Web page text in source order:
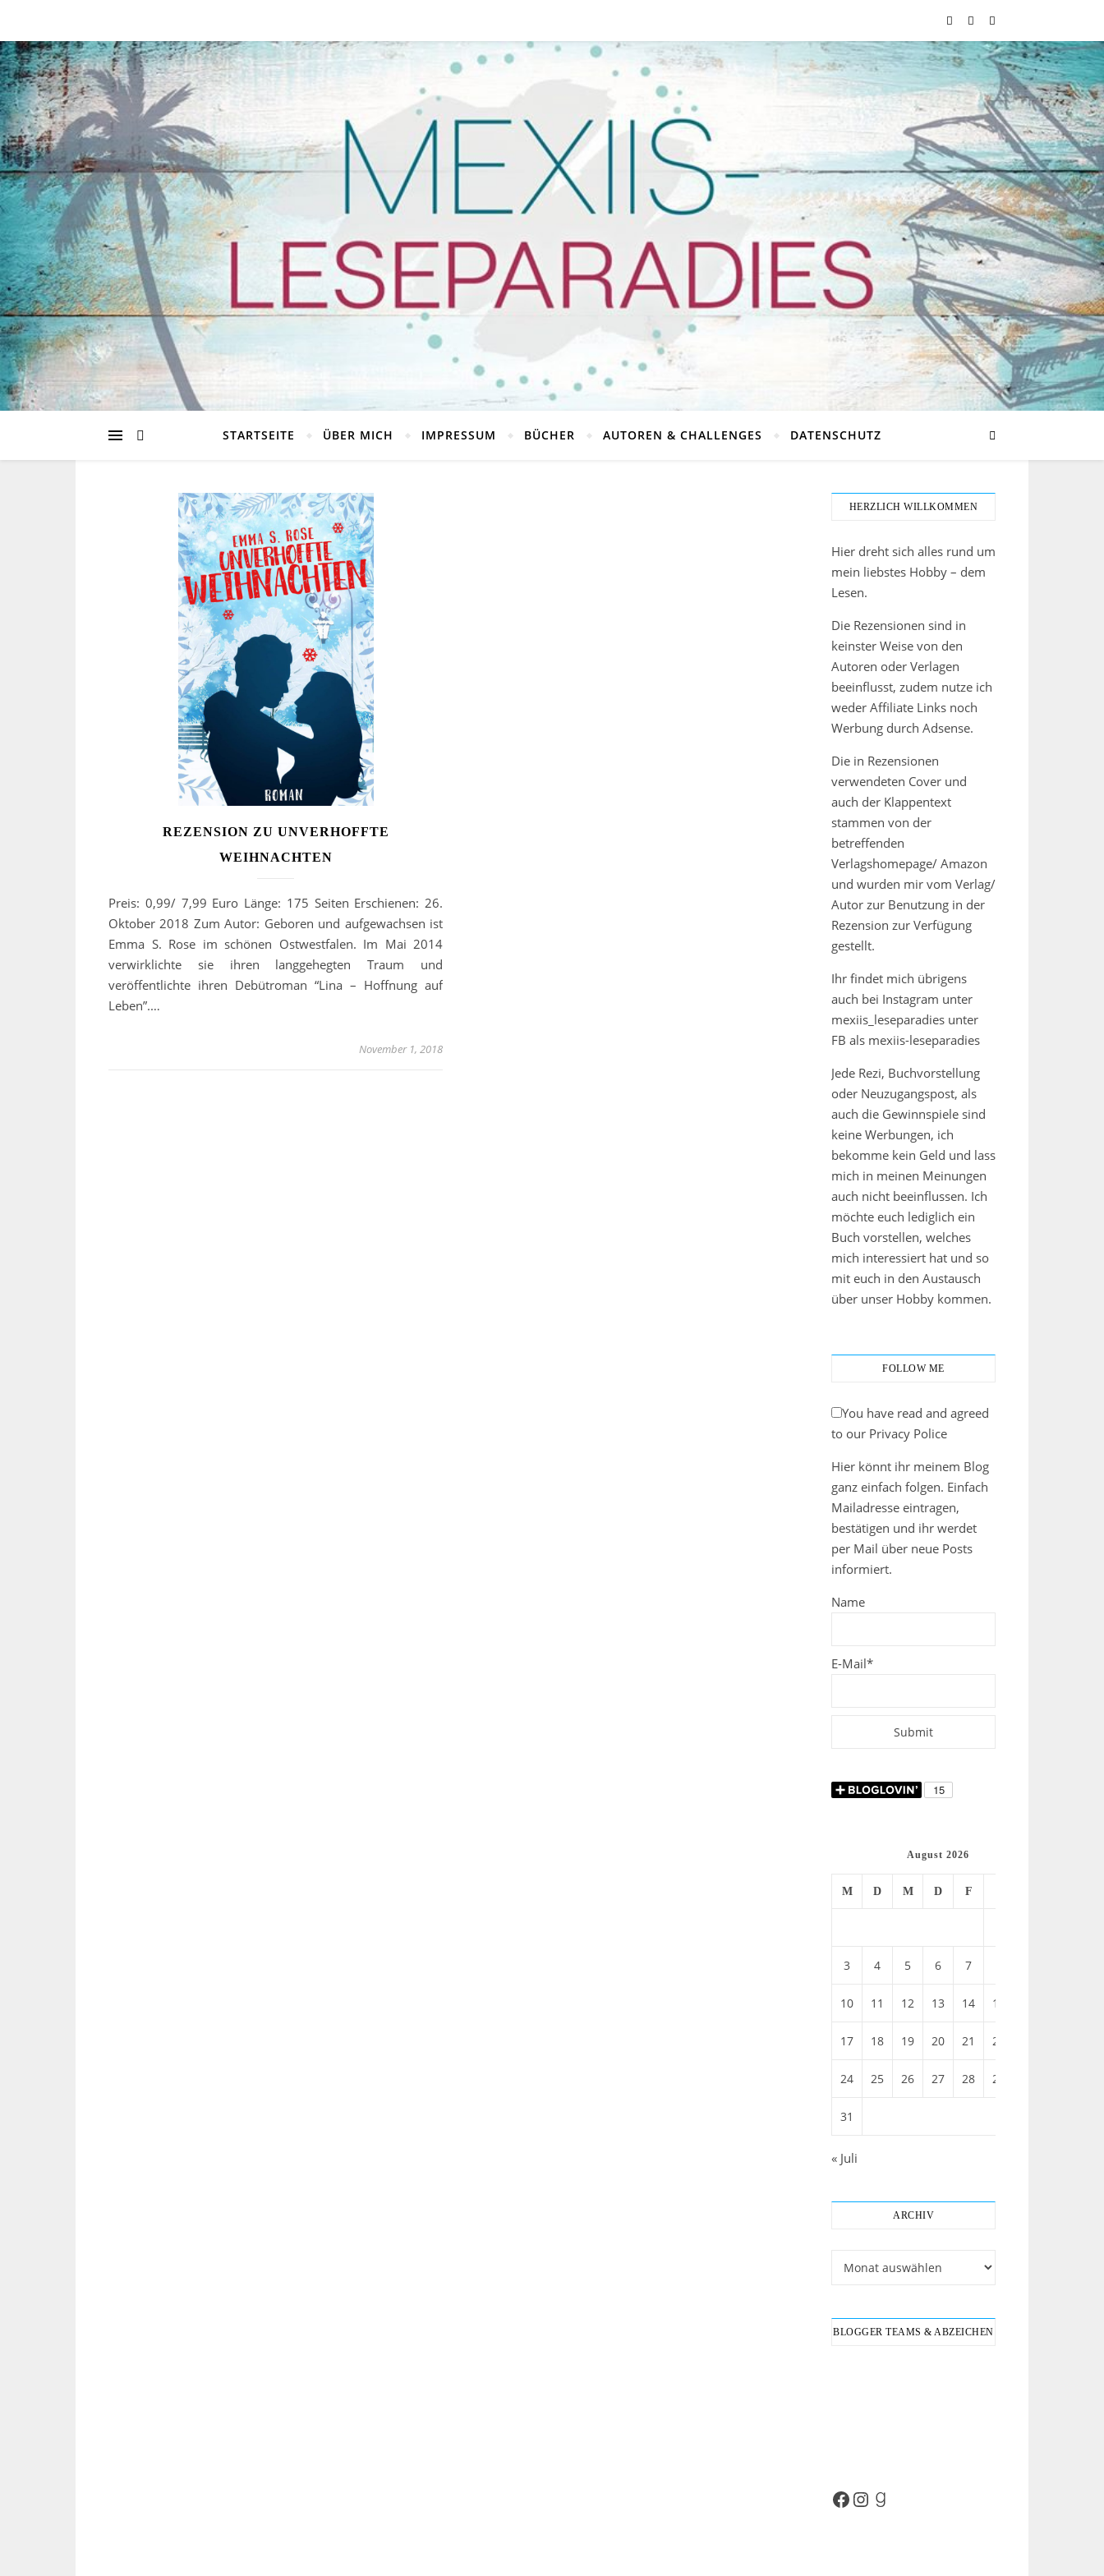
STARTSEITE ÜBER MICH IMPRESSUM BÜCHER AUTOREN & CHALLENGES DATENSCHUTZ
REZENSION ZU UNVERHOFFTE
WEIHNACHTEN
Preis: 0,99/ 7,99 Euro Länge: 175 Seiten Erschienen: 26.
Oktober 2018 Zum Autor: Geboren und aufgewachsen ist
Emma S. Rose im schönen Ostwestfalen. Im Mai 2014
verwirklichte sie ihren langgehegten Traum und
veröffentlichte ihren Debütroman “Lina – Hoffnung auf
Leben”.…
November 1, 2018
HERZLICH WILLKOMMEN
Hier dreht sich alles rund um
mein liebstes Hobby – dem
Lesen.
Die Rezensionen sind in
keinster Weise von den
Autoren oder Verlagen
beeinflusst, zudem nutze ich
weder Affiliate Links noch
Werbung durch Adsense.
Die in Rezensionen
verwendeten Cover und
auch der Klappentext
stammen von der
betreffenden
Verlagshomepage/ Amazon
und wurden mir vom Verlag/
Autor zur Benutzung in der
Rezension zur Verfügung
gestellt.
Ihr findet mich übrigens
auch bei Instagram unter
mexiis_leseparadies unter
FB als mexiis-leseparadies
Jede Rezi, Buchvorstellung
oder Neuzugangspost, als
auch die Gewinnspiele sind
keine Werbungen, ich
bekomme kein Geld und lass
mich in meinen Meinungen
auch nicht beeinflussen. Ich
möchte euch lediglich ein
Buch vorstellen, welches
mich interessiert hat und so
mit euch in den Austausch
über unser Hobby kommen.
FOLLOW ME
You have read and agreed
to our Privacy Police
Hier könnt ihr meinem Blog
ganz einfach folgen. Einfach
Mailadresse eintragen,
bestätigen und ihr werdet
per Mail über neue Posts
informiert.
Name
E-Mail*
August 2026
M D M D F
3 4 5 6 7
10 11 12 13 14 15
17 18 19 20 21 22
24 25 26 27 28 29
31
« Juli
ARCHIV
BLOGGER TEAMS & ABZEICHEN
Facebook
Instagram
Goodreads